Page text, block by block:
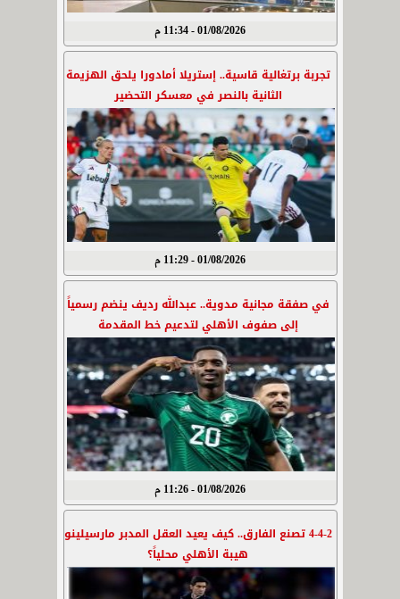
01/08/2026 - 11:34 م
تجربة برتغالية قاسية.. إستريلا أمادورا يلحق الهزيمة
الثانية بالنصر في معسكر التحضير
01/08/2026 - 11:29 م
في صفقة مجانية مدوية.. عبدالله رديف ينضم رسمياً
إلى صفوف الأهلي لتدعيم خط المقدمة
01/08/2026 - 11:26 م
4-4-2 تصنع الفارق.. كيف يعيد العقل المدبر مارسيلينو
هيبة الأهلي محلياً؟